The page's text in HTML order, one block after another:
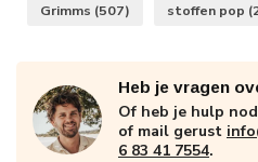
Grimms (507) stoffen pop
Heb je vragen
Of heb je hulp
of mail gerust
6 83 41 7554.